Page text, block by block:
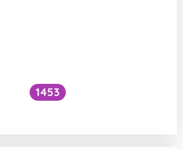
1453